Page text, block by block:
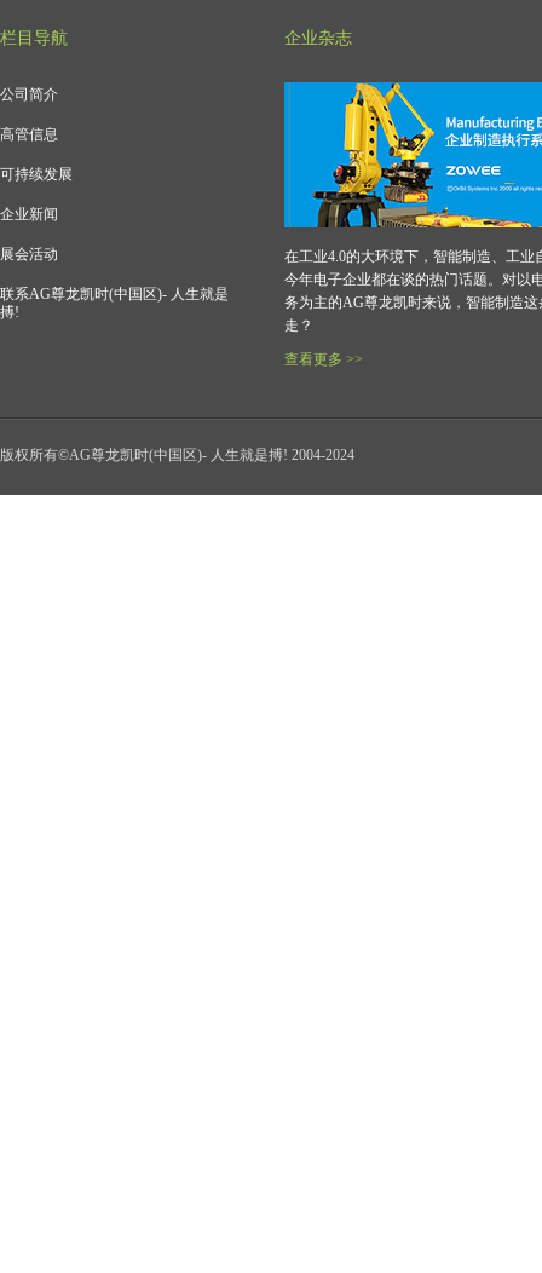
栏目导航
公司简介
高管信息
可持续发展
企业新闻
展会活动
联系AG尊龙凯时(中国区)- 人生就是
搏!
企业杂志
在工业4.0的大环境下，智能制造、工业
今年电子企业都在谈的热门话题。对以
务为主的AG尊龙凯时来说，智能制造这
走？
查看更多 >>
版权所有©AG尊龙凯时(中国区)- 人生就是搏! 2004-2024